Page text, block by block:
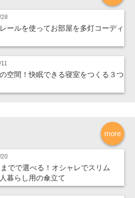
ールを使ってお部屋を多灯コーディ
空間！快眠できる寝室をつくる３つ
more
20
でで選べる！オシャレでスリム
暮らし用の傘立て